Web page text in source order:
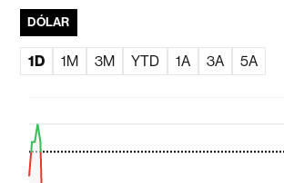
DÓLAR
1D 1M 3M YTD 1A 3A 5A